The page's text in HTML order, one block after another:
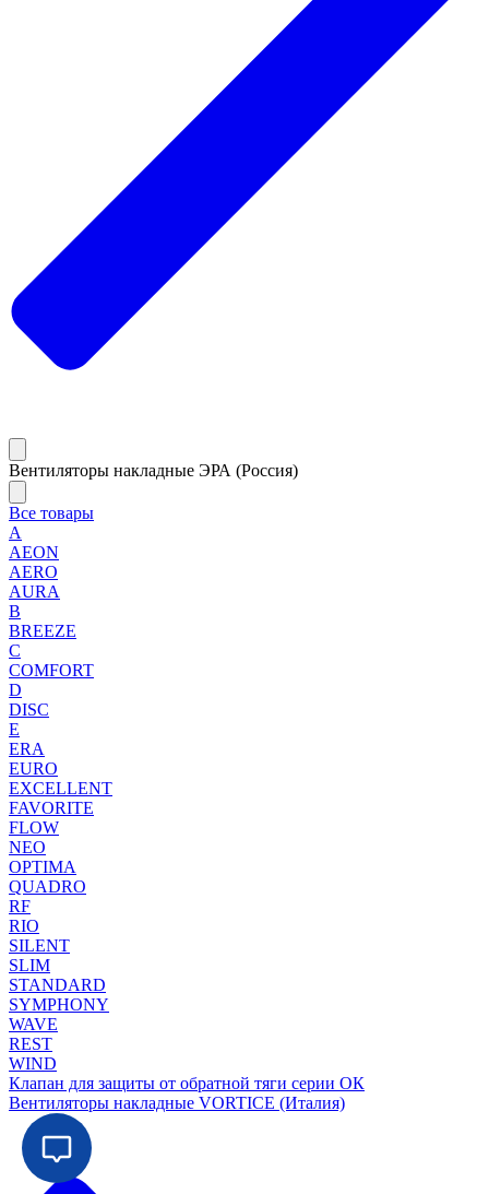
Вентиляторы накладные ЭРА (Россия)
Все товары
A
AEON
AERO
AURA
B
BREEZE
C
COMFORT
D
DISC
E
ERA
EURO
EXCELLENT
FAVORITE
FLOW
NEO
OPTIMA
QUADRO
RF
RIO
SILENT
SLIM
STANDARD
SYMPHONY
WAVE
REST
WIND
Клапан для защиты от обратной тяги серии ОК
Вентиляторы накладные VORTICE (Италия)